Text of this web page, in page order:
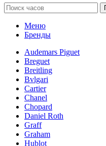
Меню
Бренды
Audemars Piguet
Breguet
Breitling
Bvlgari
Cartier
Chanel
Chopard
Daniel Roth
Graff
Graham
Hublot